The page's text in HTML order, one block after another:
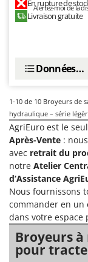
Master
McCulloch
Michelin
Mille
Minox
Mockmill
More than
MOSA
MOVA
Mowox
MTD
En rupture de
Alertez-moi de la
Livraison gratuite
Données
1-10 de 10 Broyeurs de
hydraulique – série
AgriEuro est le
Après-Vente :
avec retrait du
notre Atelier
d’Assistance
Nous fournissons
commander en un
dans votre espace
Broyeurs
pour